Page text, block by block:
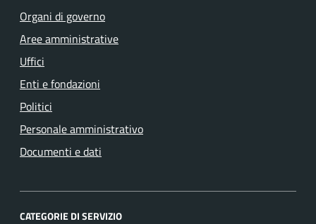
Organi di governo
Aree amministrative
Uffici
Enti e fondazioni
Politici
Personale amministrativo
Documenti e dati
CATEGORIE DI SERVIZIO